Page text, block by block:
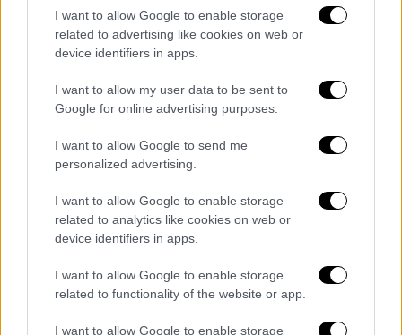
I want to allow Google to enable storage
related to advertising like cookies on web or
device identifiers in apps.
I want to allow my user data to be sent to
Google for online advertising purposes.
I want to allow Google to send me
personalized advertising.
I want to allow Google to enable storage
related to analytics like cookies on web or
device identifiers in apps.
I want to allow Google to enable storage
related to functionality of the website or app.
I want to allow Google to enable storage
Διαβάστε ακόμη
πίστευα ότι το να είσαι outsider ήταν
αδυναμία, τώρα το βλέπω ως δύναμη»